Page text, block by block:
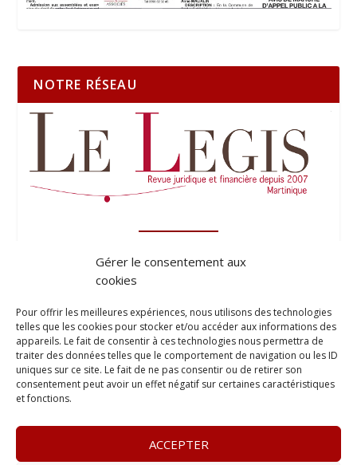
Gérer le consentement aux
cookies
Pour offrir les meilleures expériences, nous utilisons des technologies
telles que les cookies pour stocker et/ou accéder aux informations des
appareils. Le fait de consentir à ces technologies nous permettra de
traiter des données telles que le comportement de navigation ou les ID
uniques sur ce site. Le fait de ne pas consentir ou de retirer son
consentement peut avoir un effet négatif sur certaines caractéristiques
et fonctions.
ACCEPTER
NOTRE RÉSEAU